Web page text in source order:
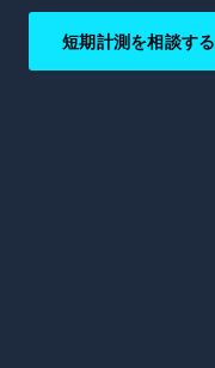
短期計測を相談する